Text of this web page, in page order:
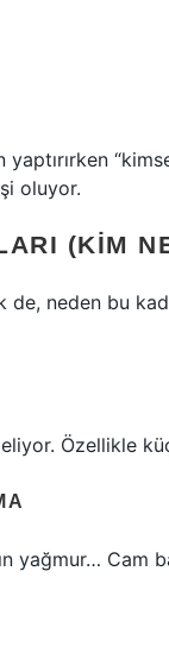
oluyor.
(KIM
neden bu
Özellikle
yağmur… Cam